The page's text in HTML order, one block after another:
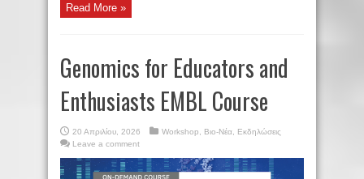
Read More »
Genomics for Educators and
Enthusiasts EMBL Course
20 Απριλίου, 2026 Workshop Βιο-Νέα
Εκδηλώσεις
Leave a comment